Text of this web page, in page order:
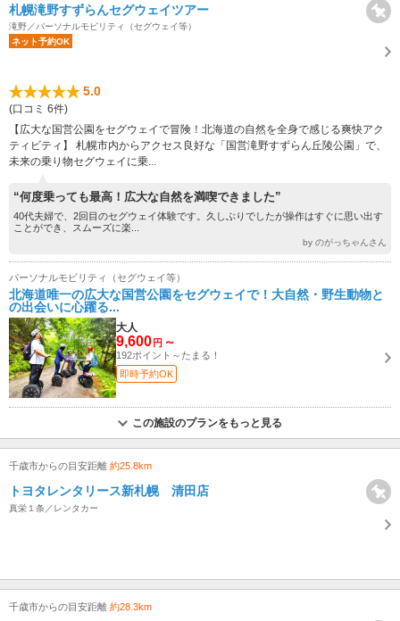
札幌滝野すずらんセグウェイツアー
滝野／パーソナルモビリティ（セグウェイ等）
ネット予約OK
5.0
(口コミ 6件)
【広大な国営公園をセグウェイで冒険！北海道の自然を全身で感じる爽快アク
ティビティ】 札幌市内からアクセス良好な「国営滝野すずらん丘陵公園」で、
未来の乗り物セグウェイに乗...
“何度乗っても最高！広大な自然を満喫できました”
40代夫婦で、2回目のセグウェイ体験です。久しぶりでしたが操作はすぐに思い出す
ことができ、スムーズに楽...
by のがっちゃんさん
パーソナルモビリティ（セグウェイ等）
北海道唯一の広大な国営公園をセグウェイで！大自然・野生動物と
の出会いに心躍る...
大人
9,600 円 ～
192ポイント～たまる！
即時予約OK
この施設のプランをもっと見る
千歳市からの目安距離 約25.8km
トヨタレンタリース新札幌 清田店
真栄１条／レンタカー
千歳市からの目安距離 約28.3km